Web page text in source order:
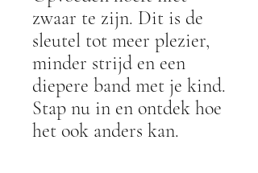
zwaar te zijn. Dit is de
sleutel tot meer plezier,
minder strijd en een
diepere band met je kind.
Stap nu in en ontdek hoe
het ook anders kan.